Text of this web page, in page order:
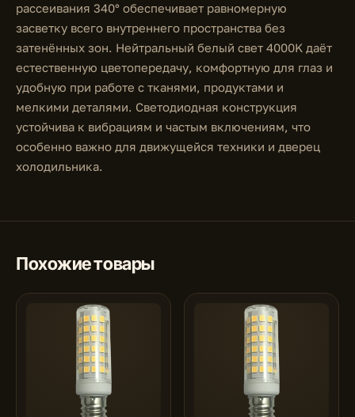
рассеивания 340° обеспечивает равномерную
засветку всего внутреннего пространства без
затенённых зон. Нейтральный белый свет 4000K даёт
естественную цветопередачу, комфортную для глаз и
удобную при работе с тканями, продуктами и
мелкими деталями. Светодиодная конструкция
устойчива к вибрациям и частым включениям, что
особенно важно для движущейся техники и дверец
холодильника.
Похожие товары